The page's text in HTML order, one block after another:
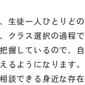
生徒一人ひとりど
クラス選択の過程
握しているので、
るようになります。
談できる身近な存